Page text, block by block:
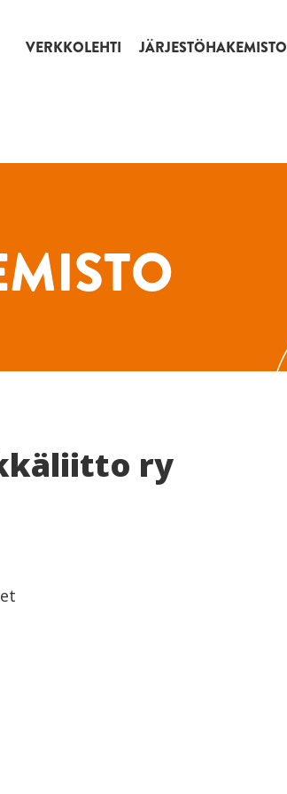
VERKKOLEHTI JÄRJESTÖHAKEMISTO
ry